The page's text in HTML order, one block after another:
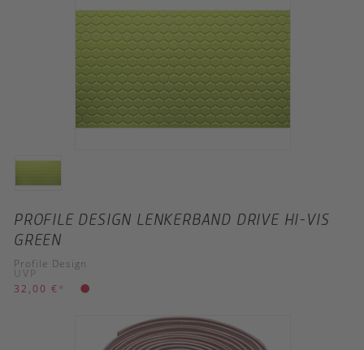
PROFILE DESIGN LENKERBAND DRIVE HI-VIS
GREEN
Profile Design
UVP
32,00 € *